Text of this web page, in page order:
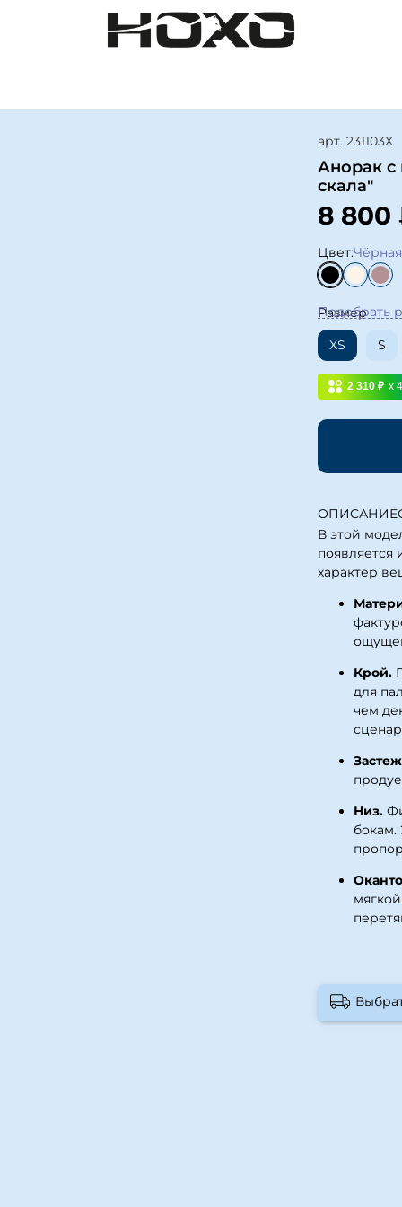
арт. 231103Х
Анорак
скала"
8 800
2 310 ₽ x
Цвет:
Подобрать
Размер
XS
S
ОПИСАНИЕ
В этой
появляется
характер
Крой.
для
чем
Низ.
бокам.